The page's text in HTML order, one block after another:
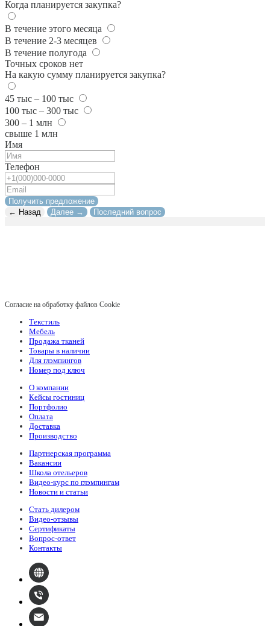
Когда планируется закупка?
В течение этого месяца
В течение 2-3 месяцев
В течение полугода
Точных сроков нет
На какую сумму планируется закупка?
45 тыс – 100 тыс
100 тыс – 300 тыс
300 – 1 млн
свыше 1 млн
Имя
Телефон
Получить предложение
← Назад
Далее → Последний вопрос
Согласие на обработку файлов Cookie
Текстиль
Мебель
Продажа тканей
Товары в наличии
Для глэмпингов
Номер под ключ
О компании
Кейсы гостиниц
Портфолио
Оплата
Доставка
Производство
Партнерская программа
Вакансии
Школа отельеров
Видео-курс по глэмпингам
Новости и статьи
Стать дилером
Видео-отзывы
Сертификаты
Вопрос-ответ
Контакты